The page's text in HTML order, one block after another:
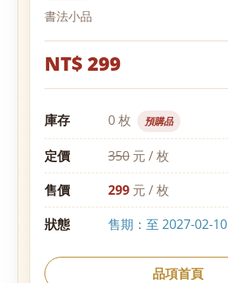
書法小品
NT$ 299
庫存 0 枚 預購品
定價 350 元 / 枚
售價
299 元 / 枚
狀態
售期：至 2027-02-
品項首頁